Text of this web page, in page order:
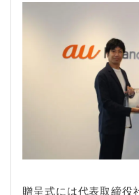
贈呈式には代表取締役